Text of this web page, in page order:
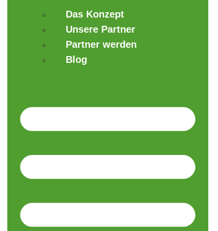
Das Konzept
Unsere Partner
Partner werden
Blog